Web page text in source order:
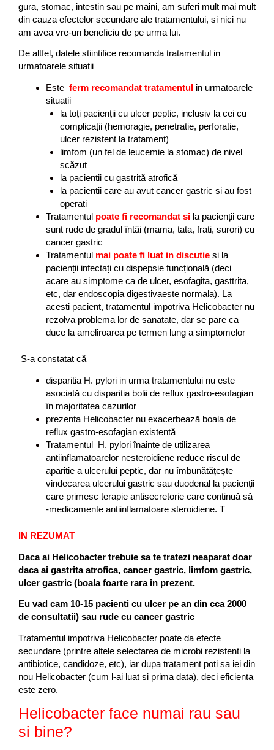
gura, stomac, intestin sau pe maini, am suferi mult mai mult
din cauza efectelor secundare ale tratamentului, si nici nu
am avea vre-un beneficiu de pe urma lui.
De altfel, datele stiintifice recomanda tratamentul in
urmatoarele situatii
Este ferm recomandat tratamentul in urmatoarele
situatii
la toți pacienții cu ulcer peptic, inclusiv la cei cu
complicații (hemoragie, penetratie, perforatie,
ulcer rezistent la tratament)
limfom (un fel de leucemie la stomac) de nivel
scăzut
la pacientii cu gastrită atrofică
la pacientii care au avut cancer gastric si au fost
operati
Tratamentul poate fi recomandat si la pacienții care
sunt rude de gradul întâi (mama, tata, frati, surori) cu
cancer gastric
Tratamentul mai poate fi luat in discutie si la
pacienții infectați cu dispepsie funcțională (deci
acare au simptome ca de ulcer, esofagita, gasttrita,
etc, dar endoscopia digestivaeste normala). La
acesti pacient, tratamentul impotriva Helicobacter nu
rezolva problema lor de sanatate, dar se pare ca
duce la ameliroarea pe termen lung a simptomelor
S-a constatat că
disparitia H. pylori in urma tratamentului nu este
asociată cu disparitia bolii de reflux gastro-esofagian
în majoritatea cazurilor
prezenta Helicobacter nu exacerbează boala de
reflux gastro-esofagian existentă
Tratamentul H. pylori înainte de utilizarea
antiinflamatoarelor nesteroidiene reduce riscul de
aparitie a ulcerului peptic, dar nu îmbunătățește
vindecarea ulcerului gastric sau duodenal la pacienții
care primesc terapie antisecretorie care continuă să
-medicamente antiinflamatoare steroidiene. T
IN REZUMAT
Daca ai Helicobacter trebuie sa te tratezi neaparat doar
daca ai gastrita atrofica, cancer gastric, limfom gastric,
ulcer gastric (boala foarte rara in prezent.
Eu vad cam 10-15 pacienti cu ulcer pe an din cca 2000
de consultatii) sau rude cu cancer gastric
Tratamentul impotriva Helicobacter poate da efecte
secundare (printre altele selectarea de microbi rezistenti la
antibiotice, candidoze, etc), iar dupa tratament poti sa iei din
nou Helicobacter (cum l-ai luat si prima data), deci eficienta
este zero.
Helicobacter face numai rau sau
si bine?